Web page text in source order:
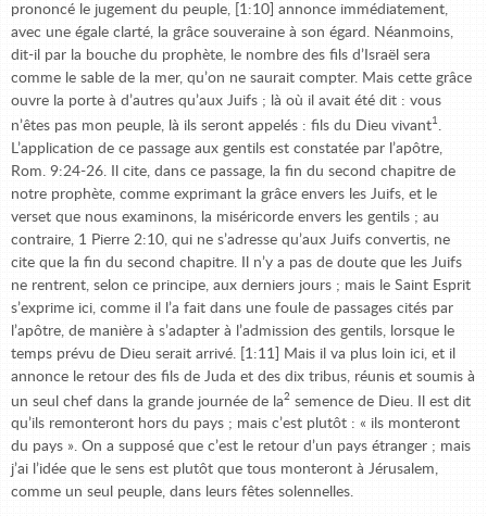
prononcé le jugement du peuple, [1:10] annonce immédiatement,
avec une égale clarté, la grâce souveraine à son égard. Néanmoins,
dit-il par la bouche du prophète, le nombre des fils d’Israël sera
comme le sable de la mer, qu’on ne saurait compter. Mais cette grâce
ouvre la porte à d’autres qu’aux Juifs ; là où il avait été dit : vous
n’êtes pas mon peuple, là ils seront appelés : fils du Dieu vivant1
L’application de ce passage aux gentils est constatée par l’apôtre,
Rom. 9:24-26. Il cite, dans ce passage, la fin du second chapitre de
notre prophète, comme exprimant la grâce envers les Juifs, et le
verset que nous examinons, la miséricorde envers les gentils ; au
contraire, 1 Pierre 2:10, qui ne s’adresse qu’aux Juifs convertis, ne
cite que la fin du second chapitre. Il n’y a pas de doute que les Juifs
ne rentrent, selon ce principe, aux derniers jours ; mais le Saint Esprit
s’exprime ici, comme il l’a fait dans une foule de passages cités par
l’apôtre, de manière à s’adapter à l’admission des gentils, lorsque le
temps prévu de Dieu serait arrivé. [1:11] Mais il va plus loin ici, et il
annonce le retour des fils de Juda et des dix tribus, réunis et soumis à
un seul chef dans la grande journée de la2 semence de Dieu. Il est dit
qu’ils remonteront hors du pays ; mais c’est plutôt : « ils monteront
du pays ». On a supposé que c’est le retour d’un pays étranger ; mais
j’ai l’idée que le sens est plutôt que tous monteront à Jérusalem,
comme un seul peuple, dans leurs fêtes solennelles.